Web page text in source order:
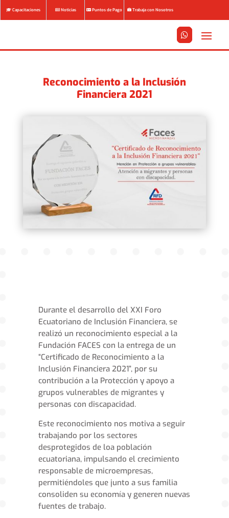
Capacitaciones Noticias Puntos de Pago Trabaja con Nosotros



Reconocimiento a la Inclusión
Financiera 2021
Durante el desarrollo del XXI Foro
Ecuatoriano de Inclusión Financiera, se
realizó un reconocimiento especial a la
Fundación FACES con la entrega de un
“Certificado de Reconocimiento a la
Inclusión Financiera 2021”, por su
contribución a la Protección y apoyo a
grupos vulnerables de migrantes y
personas con discapacidad.
Este reconocimiento nos motiva a seguir
trabajando por los sectores
desprotegidos de loa población
ecuatoriana, impulsando el crecimiento
responsable de microempresas,
permitiéndoles que junto a sus familia
consoliden su economía y generen nuevas
fuentes de trabajo.